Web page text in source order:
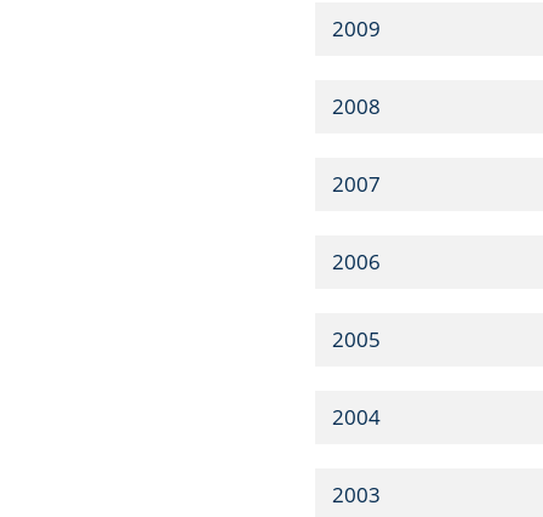
2009
2008
2007
2006
2005
2004
2003